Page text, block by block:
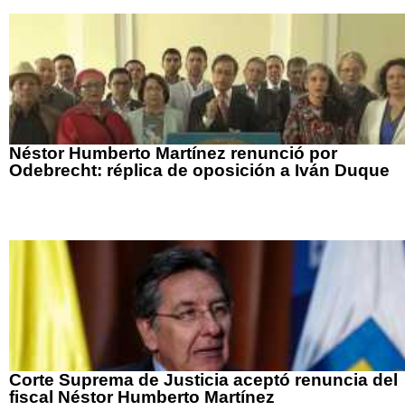
Néstor Humberto Martínez renunció por
Odebrecht: réplica de oposición a Iván Duque
Corte Suprema de Justicia aceptó renuncia del
fiscal Néstor Humberto Martínez